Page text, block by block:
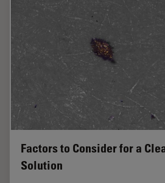
Factors to Consider for a
Solution